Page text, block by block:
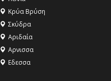
Κρύα Βρύση
Σκύδρα
Αριδαία
Aρνισσα
Eδεσσα